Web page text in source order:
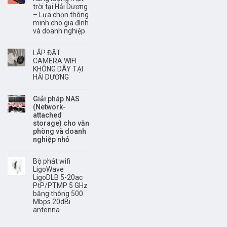
trời tại Hải Dương
– Lựa chọn thông
minh cho gia đình
và doanh nghiệp
LẮP ĐẶT
CAMERA WIFI
KHÔNG DÂY TẠI
HẢI DƯƠNG
Giải pháp NAS
(Network-
attached
storage) cho văn
phòng và doanh
nghiệp nhỏ
Bộ phát wifi
LigoWave
LigoDLB 5-20ac
PtP/PTMP 5 GHz
băng thông 500
Mbps 20dBi
antenna